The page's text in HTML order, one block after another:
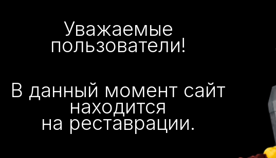
Уважаемые
пользователи!
В данный момент сайт
находится
на реставрации.